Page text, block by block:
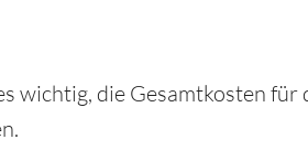
wichtig, die Gesamtkosten für